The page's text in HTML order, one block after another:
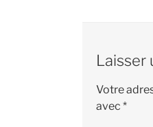
Laisser
Votre
avec *